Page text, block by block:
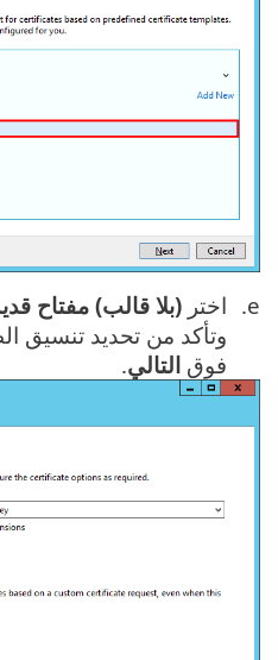
اختر (بلا قالب) مفتاح
وتأكد من تحديد تنسيق
فوق التالي.